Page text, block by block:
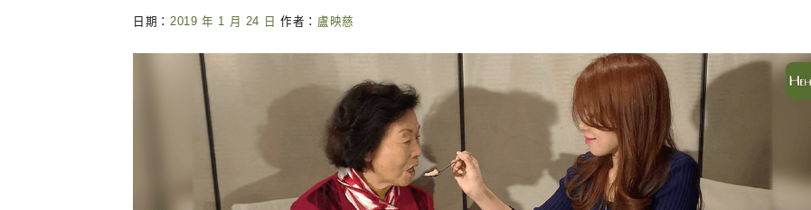
日期： 2019 年 1 月 24 日 作者： 盧映慈